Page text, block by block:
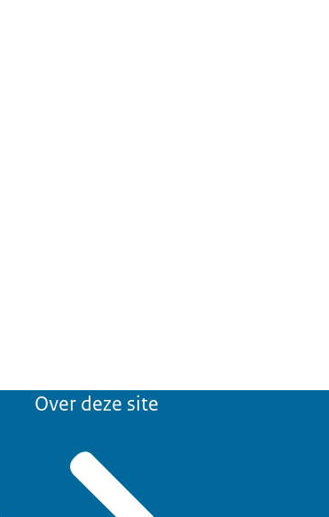
Over deze site